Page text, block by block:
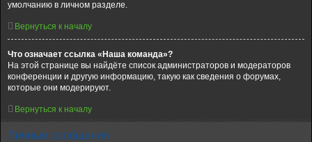
умолчанию в личном разделе.
Вернуться к началу
Что означает ссылка «Наша команда»?
На этой странице вы найдёте список администраторов и модераторов
конференции и другую информацию, такую как сведения о форумах,
которые они модерируют.
Вернуться к началу
Личные сообщения